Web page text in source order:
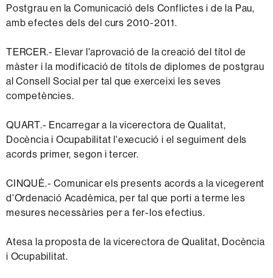
Postgrau en la Comunicació dels Conflictes i de la Pau,
amb efectes dels del curs 2010-2011.
TERCER.- Elevar l'aprovació de la creació del títol de
màster i la modificació de títols de diplomes de postgrau
al Consell Social per tal que exerceixi les seves
competències.
QUART.- Encarregar a la vicerectora de Qualitat,
Docència i Ocupabilitat l'execució i el seguiment dels
acords primer, segon i tercer.
CINQUÈ.- Comunicar els presents acords a la vicegerent
d'Ordenació Acadèmica, per tal que porti a terme les
mesures necessàries per a fer-los efectius.
Atesa la proposta de la vicerectora de Qualitat, Docència
i Ocupabilitat.